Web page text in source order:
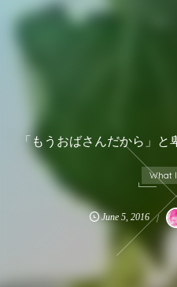
「もうおばさんだから」
What
June 5,2016